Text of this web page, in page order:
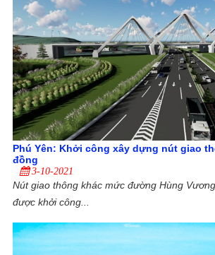
Phú Yên: Khởi công xây dựng nút giao
đồng
3-10-2021
Nút giao thông khác mức đường Hùng
được khởi công...